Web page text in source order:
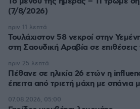
(7/8/2026)
Τουλάχιστον 58 νεκροί στην
στη Σαουδική Αραβία σε
πριν 11 λεπτά
Πέθανε σε ηλικία 26 ετών η
έπειτα από τριετή μάχη με σπάνια
πριν 25 λεπτά
07.08.2026, 05:00